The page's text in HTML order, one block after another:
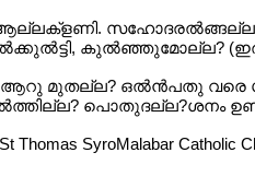
കുല്‍ഞ്ഞുമോല്ല?
മുതല്ല? ഒല്‍ന്‍പതു വരെ
പൊതുദല്ല?ശനം
Thomas SyroMalabar Catholic